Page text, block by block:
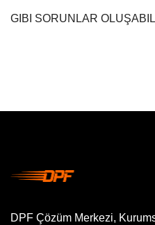
GIBI SORUNLAR
DPF Çözüm Merkezi,